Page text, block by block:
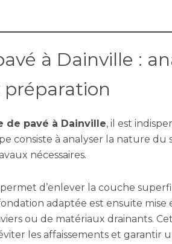
à Dainville :
de pavé à Dainville, il est
consiste à analyser la nature du
nécessaires.
permet d’enlever la couche
adaptée est ensuite
ou de matériaux drainants.
les affaissements et garantir